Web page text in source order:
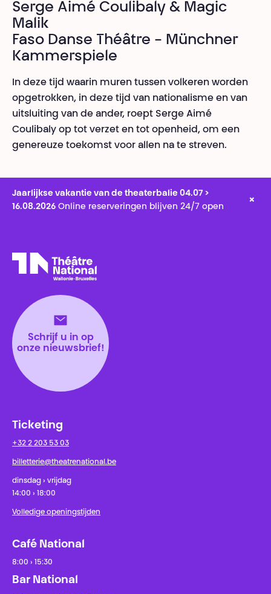
Serge Aimé Coulibaly & Magic
Malik
Faso Danse Théâtre - Münchner
Kammerspiele
In deze tijd waarin muren tussen volkeren worden
opgetrokken, in deze tijd van nationalisme en van
uitsluiting van de ander, roept Serge Aimé
Coulibaly op tot verzet en tot openheid, om een
genereuze toekomst voor allen na te streven.
Jaarlijkse vakantie van de theaterbalie 04.07 >
16.08.2026 Online reserveringen blijven 24/7 open
×
Schrijf u in op
onze nieuwsbrief!
Ticketing
+32 2 203 53 03
billetterie@theatrenational.be
dinsdag › vrijdag
14:00 › 18:00
Volledige openingstijden
Café National
8:00 › 15:30
Bar National